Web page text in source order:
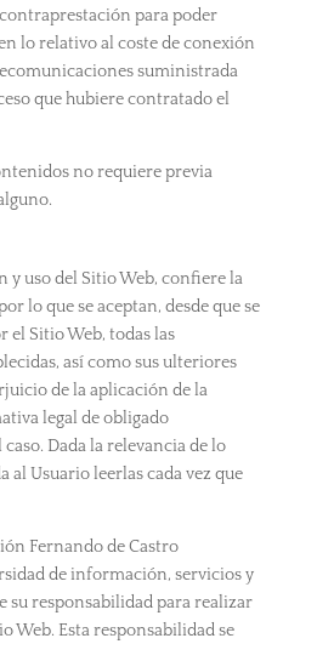
para poder
lo relativo al coste de conexión
suministrada
que hubiere contratado el
no requiere previa
y uso del Sitio Web, confiere la
lo que se aceptan, desde que se
el Sitio Web, todas las
así como sus ulteriores
de la aplicación de la
legal de obligado
Dada la relevancia de lo
al Usuario leerlas cada vez que
Fernando de Castro
de información, servicios y
su responsabilidad para realizar
Web. Esta responsabilidad se